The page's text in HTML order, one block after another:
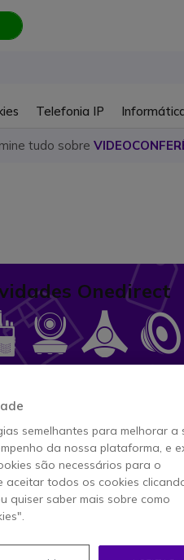
Telefonia IP
tudo sobre
Onedirect
Icon Icon Icon
semelhantes para melhorar a
da nossa plataforma, e
são necessários para o
aceitar todos os cookies
quiser saber mais sobre como